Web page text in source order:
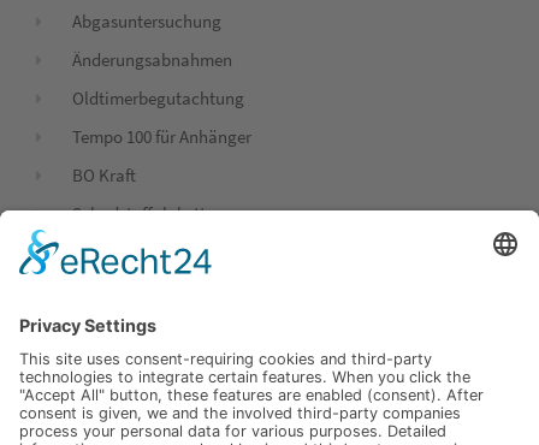
Abgasuntersuchung
Änderungsabnahmen
Oldtimerbegutachtung
Tempo 100 für Anhänger
BO Kraft
Schadstoffplakette
Gasprüfung - GWP (LPG)
Freiwirtschaftliches Angebot
Fahrzeugbewertungen